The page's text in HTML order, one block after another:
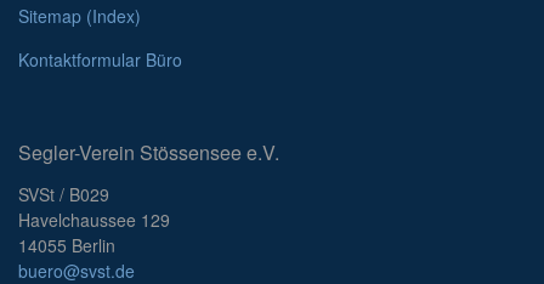
Sitemap (Index)
Kontaktformular Büro
Segler-Verein Stössensee e.V.
SVSt / B029
Havelchaussee 129
14055 Berlin
buero@svst.de